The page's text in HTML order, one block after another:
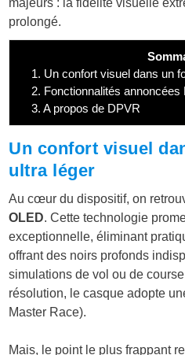
prolongé.
1. Un confort visuel dans un
2. Fonctionnalités
3. A propos de DPVR
Un confort visuel
ultra léger
Au cœur du dispositif, on
OLED. Cette technologie
exceptionnelle, éliminant
offrant des noirs profonds
simulations de vol ou de
résolution, le casque adopte
Master Race).
Mais, le point le plus frappant